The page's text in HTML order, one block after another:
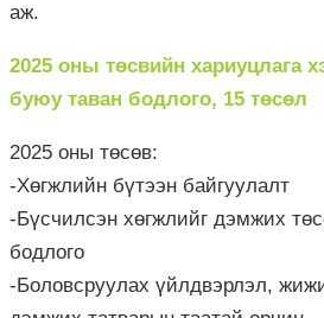
аж.
2025 оны төсвийн хариуцлага
буюу таван бодлого, 15 төсөл
2025 оны төсөв:
-Хөгжлийн бүтээн байгуулалт
-Бүсчилсэн хөгжлийг дэмжих
бодлого
-Боловсруулах үйлдвэрлэл,